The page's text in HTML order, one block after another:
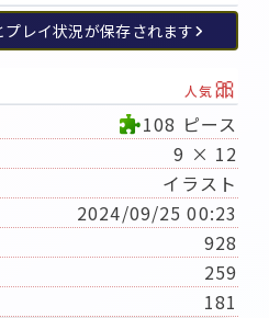
レイ状況が保存されます
人気 🎀
108 ピース
9 × 12
イラスト
2024/09/25 00:23
928
259
181